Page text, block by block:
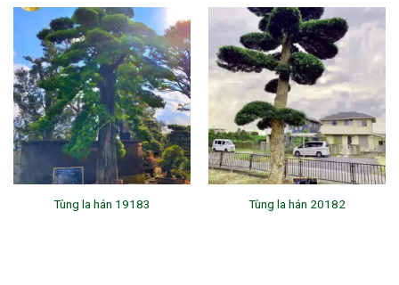
Tùng la hán 19183 Tùng la hán 20182